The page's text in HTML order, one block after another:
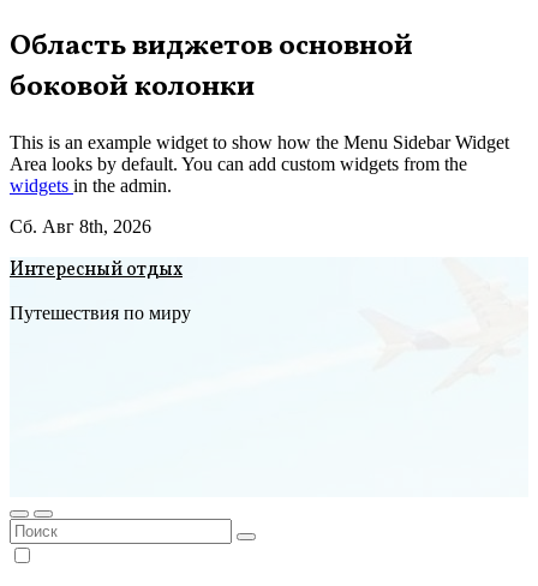
Перейти
к
содержимому
Область виджетов основной
боковой колонки
This is an example widget to show how the Menu Sidebar Widget
Area looks by default. You can add custom widgets from the
widgets in the admin.
Сб. Авг 8th, 2026
Интересный отдых
Путешествия по миру